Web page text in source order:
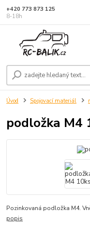
+420 773 873 125
8-18h
Úvod Spojovací materiál
podložka M4
Pozinkovaná podložka M4.
popis